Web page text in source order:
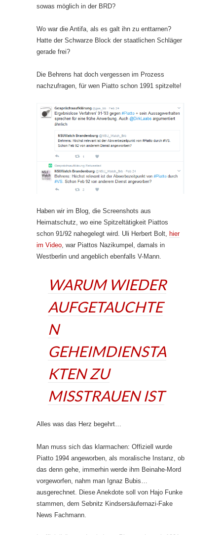
sowas möglich in der BRD?
Wo war die Antifa, als es galt ihn zu enttarnen?
Hatte der Schwarze Block der staatlichen Schläger
gerade frei?
Die Behrens hat doch vergessen im Prozess
nachzufragen, für wen Piatto schon 1991 spitzelte!
Haben wir im Blog, die Screenshots aus
Heimatschutz, wo eine Spitzeltätigkeit Piattos
schon 91/92 nahegelegt wird. Uli Herbert Bolt, hier
im Video , war Piattos Nazikumpel, damals in
Westberlin und angeblich ebenfalls V-Mann.
WARUM WIEDER
AUFGETAUCHTE
N
GEHEIMDIENSTA
KTEN ZU
MISSTRAUEN IST
Alles was das Herz begehrt…
Man muss sich das klarmachen: Offiziell wurde
Piatto 1994 angeworben, als moralische Instanz, ob
das denn gehe, immerhin werde ihm Beinahe-Mord
vorgeworfen, nahm man Ignaz Bubis…
ausgerechnet. Diese Anekdote soll von Hajo Funke
stammen, dem Sebnitz Kindsersäufernazi-Fake
News Fachmann.